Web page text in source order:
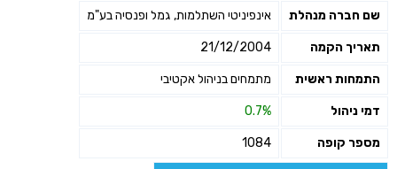
שם חברה מנהלת אינפיניטי השתלמות, גמל ופנסיה בע"מ
תאריך הקמה 21/12/2004
התמחות ראשית מתמחים בניהול אקטיבי
דמי ניהול 0.7%
מספר קופה 1084
שליחה